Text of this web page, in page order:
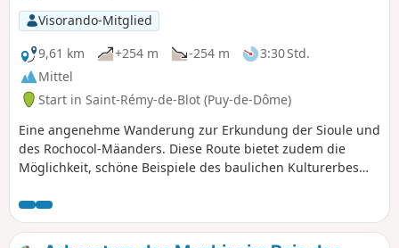
Visorando-Mitglied
9,61 km
+254 m -254 m
3:30 Std.
Mittel
Start in Saint-Rémy-de-Blot (Puy-de-Dôme)
Eine angenehme Wanderung zur Erkundung der Sioule und
des Rochocol-Mäanders. Diese Route bietet zudem die
Möglichkeit, schöne Beispiele des baulichen Kulturerbes
Ausblicke auf die Sioule und ihren Mäander sowie auf den
Puy de Dôme.